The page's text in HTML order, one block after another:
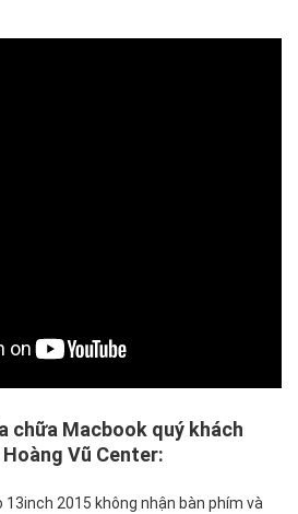
chữa Macbook quý khách
Vũ Center:
2015 không nhận bàn phím và